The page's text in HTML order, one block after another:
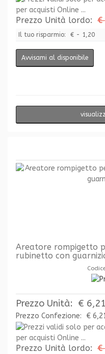
per acquisti Online ...
Prezzo Unità lordo: €
Il tuo risparmio: € - 1,20
Avvisami al disponibile
Areatore rompigetto
rubinetto con
Prezzo Unità: € 6,21
Prezzo Confezione:
€
per acquisti Online ...
Prezzo Unità lordo: €